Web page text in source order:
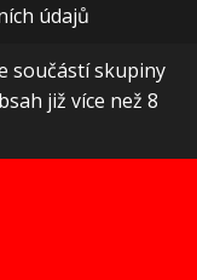
údajů
součástí skupiny
již více než 8